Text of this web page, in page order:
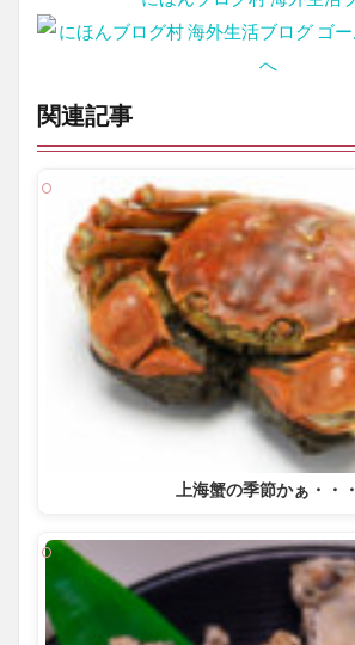
関連記事
上海蟹の季節かぁ・・・